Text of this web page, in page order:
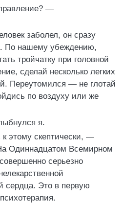
—
заболел, он сразу
По нашему убеждению,
тройчатку при головной
сделай несколько легких
Переутомился — не глотай
по воздуху или же
я.
этому скептически, —
Одиннадцатом Всемирном
серьезно
сердца. Это в первую